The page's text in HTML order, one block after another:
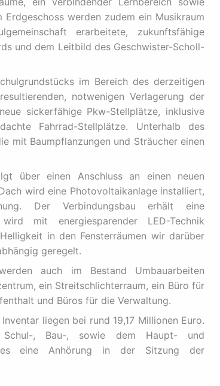
werden zudem ein Musikraum
erarbeitete, zukunftsfähige
und dem Leitbild des Geschwister-Scholl-
im Bereich des derzeitigen
notwenigen Verlagerung der
sickerfähige Pkw-Stellplätze, inklusive
Fahrrad-Stellplätze. Unterhalb des
mit Baumpflanzungen und Sträucher einen
über einen Anschluss an einen neuen
wird eine Photovoltaikanlage installiert,
Der Verbindungsbau erhält eine
mit energiesparender LED-Technik
in den Fensterräumen wir darüber
geregelt.
auch im Bestand Umbauarbeiten
ein Streitschlichterraum, ein Büro für
und Büros für die Verwaltung.
liegen bei rund 19,17 Millionen Euro.
Schul-, Bau-, sowie dem Haupt- und
es eine Anhörung in der Sitzung der